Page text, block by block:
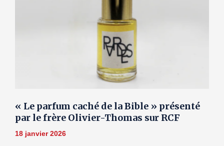
« Le parfum caché de la Bible » présenté
par le frère Olivier-Thomas sur RCF
18 janvier 2026